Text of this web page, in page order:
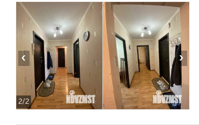
2/2
‹ ›